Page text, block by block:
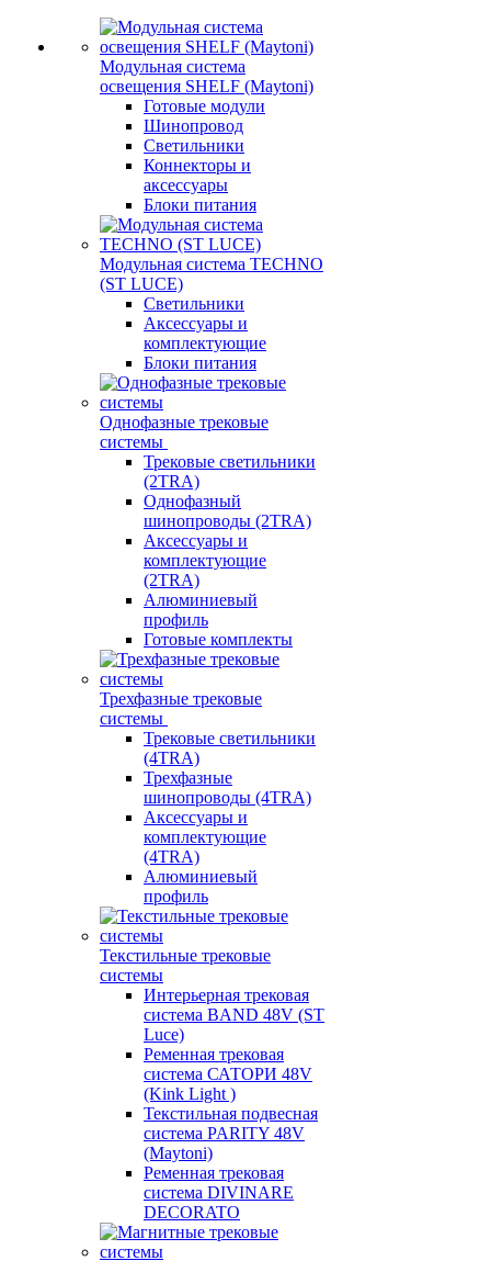
Модульная система
освещения SHELF (Maytoni)
Готовые модули
Шинопровод
Светильники
Коннекторы и
аксессуары
Блоки питания
Модульная система TECHNO
(ST LUCE)
Светильники
Аксессуары и
комплектующие
Блоки питания
Однофазные трековые
системы
Трековые светильники
(2TRA)
Однофазный
шинопроводы (2TRA)
Аксессуары и
комплектующие
(2TRA)
Алюминиевый
профиль
Готовые комплекты
Трехфазные трековые
системы
Трековые светильники
(4TRA)
Трехфазные
шинопроводы (4TRA)
Аксессуары и
комплектующие
(4TRA)
Алюминиевый
профиль
Текстильные трековые
системы
Интерьерная трековая
система BAND 48V (ST
Luce)
Ременная трековая
система САТОРИ 48V
(Kink Light )
Текстильная подвесная
система PARITY 48V
(Maytoni)
Ременная трековая
система DIVINARE
DECORATO